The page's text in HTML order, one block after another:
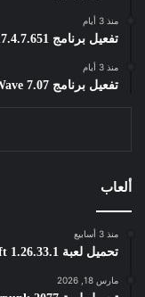
منذ 3 أيام
تفعيل برنامج Wondershare UniConverter 17.4.7.651
منذ 3 أيام
تفعيل برنامج GoldWave 7.07
ألعاب
منذ 3 أسابيع
تحميل لعبة Minecraft 1.26.33.1
مارس 18, 2026